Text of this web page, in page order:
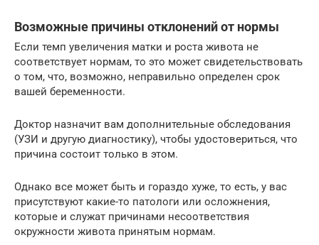
Возможные причины отклонений от нормы
Если темп увеличения матки и роста живота не
соответствует нормам, то это может свидетельствовать
о том, что, возможно, неправильно определен срок
вашей беременности.
Доктор назначит вам дополнительные обследования
(УЗИ и другую диагностику), чтобы удостовериться, что
причина состоит только в этом.
Однако все может быть и гораздо хуже, то есть, у вас
присутствуют какие-то патологи или осложнения,
которые и служат причинами несоответствия
окружности живота принятым нормам.